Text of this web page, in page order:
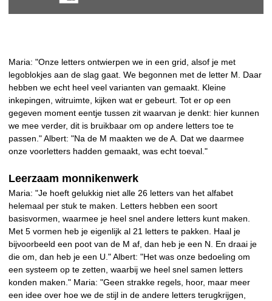
Maria: "Onze letters ontwierpen we in een grid, alsof je met
legoblokjes aan de slag gaat. We begonnen met de letter M. Daar
hebben we echt heel veel varianten van gemaakt. Kleine
inkepingen, witruimte, kijken wat er gebeurt. Tot er op een
gegeven moment eentje tussen zit waarvan je denkt: hier kunnen
we mee verder, dit is bruikbaar om op andere letters toe te
passen." Albert: "Na de M maakten we de A. Dat we daarmee
onze voorletters hadden gemaakt, was echt toeval."
Leerzaam monnikenwerk
Maria: "Je hoeft gelukkig niet alle 26 letters van het alfabet
helemaal per stuk te maken. Letters hebben een soort
basisvormen, waarmee je heel snel andere letters kunt maken.
Met 5 vormen heb je eigenlijk al 21 letters te pakken. Haal je
bijvoorbeeld een poot van de M af, dan heb je een N. En draai je
die om, dan heb je een U." Albert: "Het was onze bedoeling om
een systeem op te zetten, waarbij we heel snel samen letters
konden maken." Maria: "Geen strakke regels, hoor, maar meer
een idee over hoe we de stijl in de andere letters terugkrijgen,